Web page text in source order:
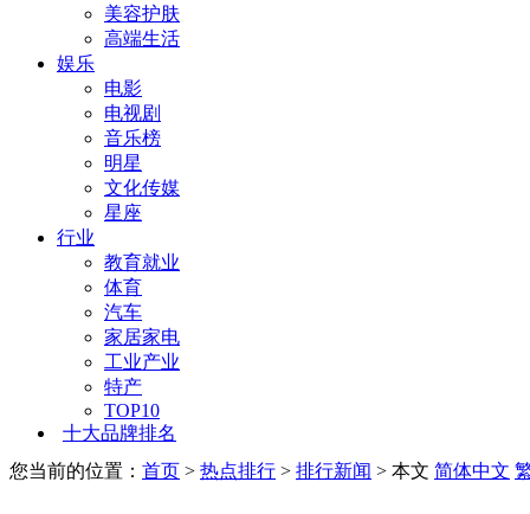
美容护肤
高端生活
娱乐
电影
电视剧
音乐榜
明星
文化传媒
星座
行业
教育就业
体育
汽车
家居家电
工业产业
特产
TOP10
十大品牌排名
您当前的位置： 首页 > 热点排行 > 排行新闻 > 本文 简体中文